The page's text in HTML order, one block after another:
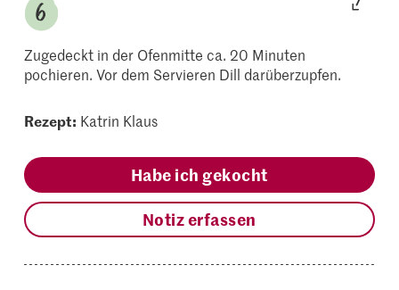
Zugedeckt in der Ofenmitte ca. 20 Minuten
pochieren. Vor dem Servieren Dill darüberzupfen.
Rezept: Katrin Klaus
Habe ich gekocht
Notiz erfassen